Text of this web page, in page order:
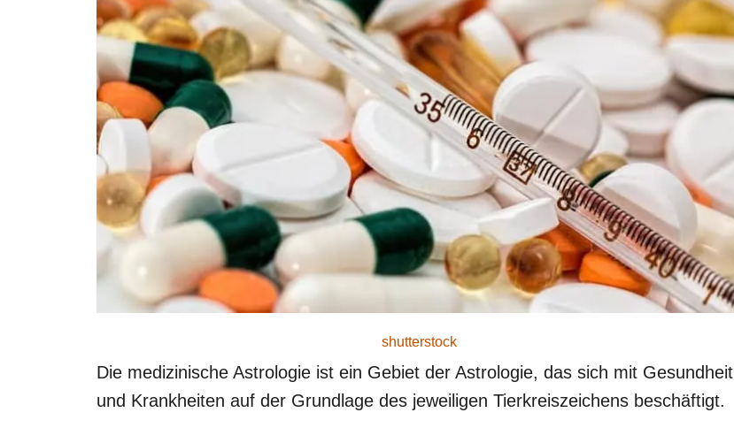
shutterstock
Die medizinische Astrologie ist ein Gebiet der Astrologie, das sich mit Gesundheit
und Krankheiten auf der Grundlage des jeweiligen Tierkreiszeichens beschäftigt.